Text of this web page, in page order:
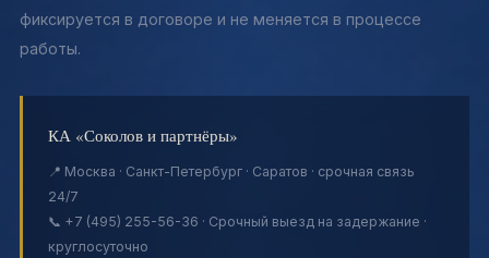
фиксируется в договоре и не меняется в процессе
работы.
КА «Соколов и партнёры»
📍 Москва · Санкт-Петербург · Саратов · срочная связь
24/7
📞 +7 (495) 255-56-36 · Срочный выезд на задержание ·
круглосуточно